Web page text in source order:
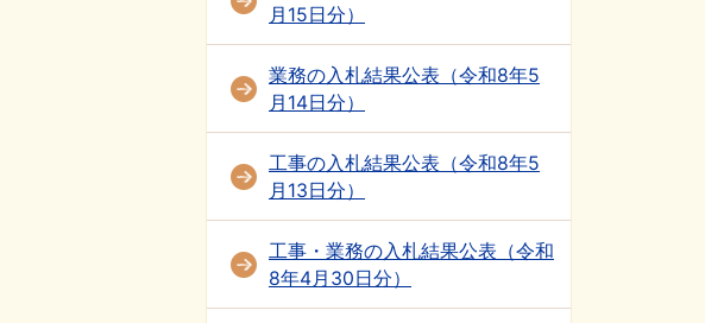
月15日分）
業務の入札結果公表（令和8年5
月14日分）
工事の入札結果公表（令和8年5
月13日分）
工事・業務の入札結果公表（令和
8年4月30日分）